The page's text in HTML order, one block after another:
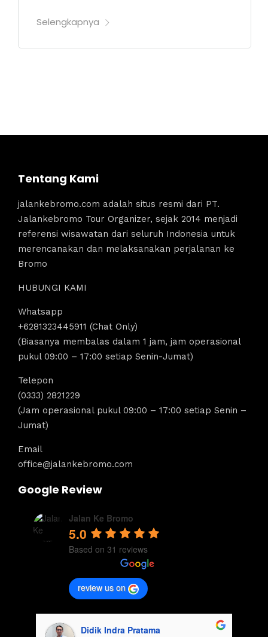
Selengkapnya
Tentang Kami
jalankebromo.com adalah situs resmi dari PT.
Jalankebromo Tour Organizer, sejak 2014 menjadi
referensi wisawatan dari seluruh Indonesia untuk
merencanakan dan melaksanakan perjalanan ke
Bromo
HUBUNGI KAMI
Whatsapp
+6281323445911 (Chat Only)
(Biasanya membalas dalam 1 jam, jam operasional
pukul 09:00 – 17:00 setiap Senin-Jumat)
Telepon
(0333) 2821229
(Jam operasional pukul 09:00 – 17:00 setiap Senin –
Jumat)
Email
office@jalankebromo.com
Google Review
Jalan Ke Bromo
5.0
Based on 31 reviews
review us on
Didik Indra Pratama